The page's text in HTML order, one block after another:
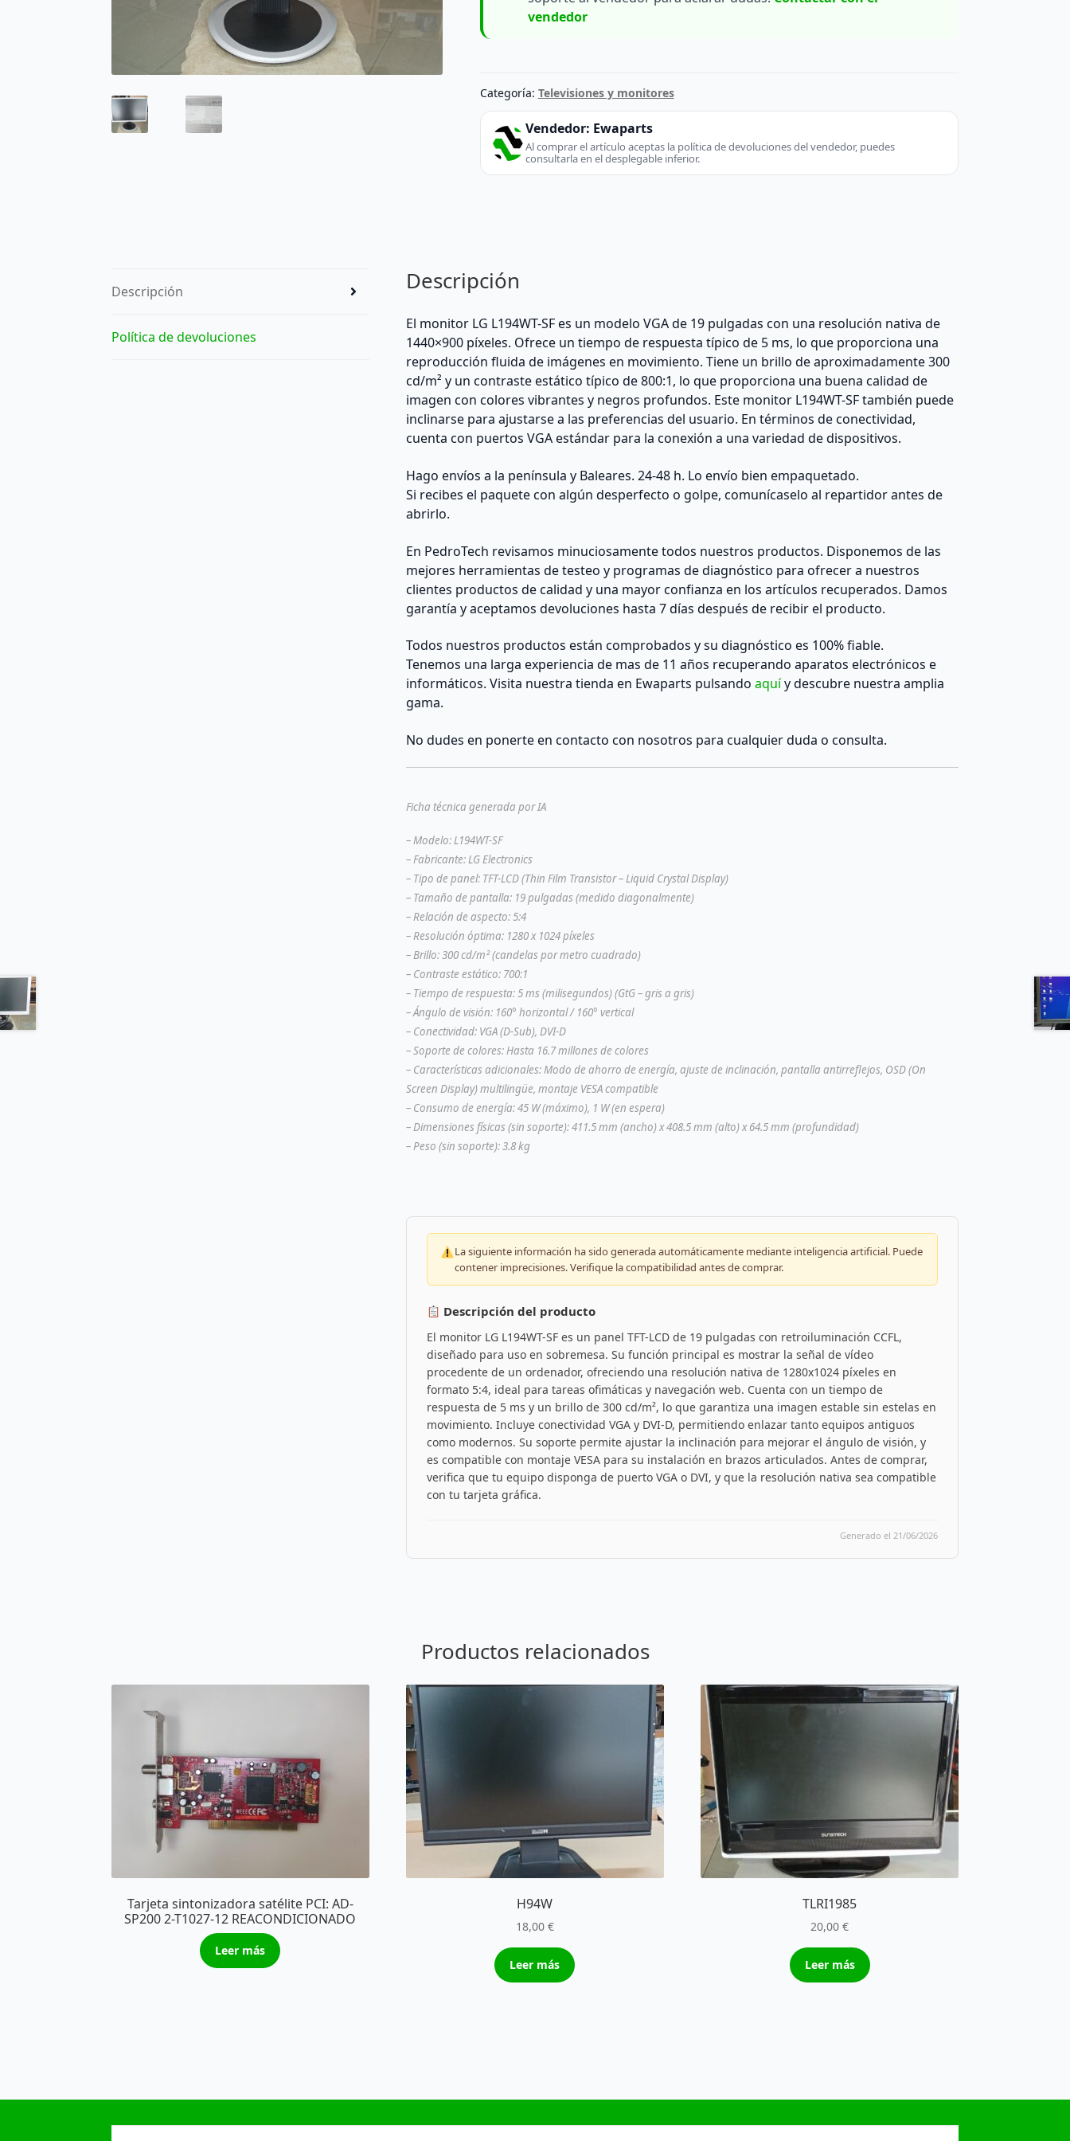
vendedor
Categoría: Televisiones y monitores
Vendedor: Ewaparts
Al comprar el artículo aceptas la política de devoluciones del vendedor, puedes
consultarla en el desplegable inferior.
Descripción
Política de devoluciones
Descripción
El monitor LG L194WT-SF es un modelo VGA de 19 pulgadas con una resolución nativa de
1440×900 píxeles. Ofrece un tiempo de respuesta típico de 5 ms, lo que proporciona una
reproducción fluida de imágenes en movimiento. Tiene un brillo de aproximadamente 300
cd/m² y un contraste estático típico de 800:1, lo que proporciona una buena calidad de
imagen con colores vibrantes y negros profundos. Este monitor L194WT-SF también puede
inclinarse para ajustarse a las preferencias del usuario. En términos de conectividad,
cuenta con puertos VGA estándar para la conexión a una variedad de dispositivos.
Hago envíos a la península y Baleares. 24-48 h. Lo envío bien empaquetado.
Si recibes el paquete con algún desperfecto o golpe, comunícaselo al repartidor antes de
abrirlo.
En PedroTech revisamos minuciosamente todos nuestros productos. Disponemos de las
mejores herramientas de testeo y programas de diagnóstico para ofrecer a nuestros
clientes productos de calidad y una mayor confianza en los artículos recuperados. Damos
garantía y aceptamos devoluciones hasta 7 días después de recibir el producto.
Todos nuestros productos están comprobados y su diagnóstico es 100% fiable.
Tenemos una larga experiencia de mas de 11 años recuperando aparatos electrónicos e
informáticos. Visita nuestra tienda en Ewaparts pulsandoaquíy descubre nuestra amplia
gama.
No dudes en ponerte en contacto con nosotros para cualquier duda o consulta.
Ficha técnica generada por IA
– Modelo: L194WT-SF
– Fabricante: LG Electronics
– Tipo de panel: TFT-LCD (Thin Film Transistor – Liquid Crystal Display)
– Tamaño de pantalla: 19 pulgadas (medido diagonalmente)
– Relación de aspecto: 5:4
– Resolución óptima: 1280 x 1024 píxeles
– Brillo: 300 cd/m² (candelas por metro cuadrado)
– Contraste estático: 700:1
– Tiempo de respuesta: 5 ms (milisegundos) (GtG – gris a gris)
– Ángulo de visión: 160° horizontal / 160° vertical
– Conectividad: VGA (D-Sub), DVI-D
– Soporte de colores: Hasta 16.7 millones de colores
– Características adicionales: Modo de ahorro de energía, ajuste de inclinación, pantalla antirreflejos, OSD (On
Screen Display) multilingüe, montaje VESA compatible
– Consumo de energía: 45 W (máximo), 1 W (en espera)
– Dimensiones físicas (sin soporte): 411.5 mm (ancho) x 408.5 mm (alto) x 64.5 mm (profundidad)
– Peso (sin soporte): 3.8 kg
La siguiente información ha sido generada automáticamente mediante inteligencia artificial. Puede
contener imprecisiones. Verifique la compatibilidad antes de comprar.
Descripción del producto
El monitor LG L194WT-SF es un panel TFT-LCD de 19 pulgadas con retroiluminación CCFL,
diseñado para uso en sobremesa. Su función principal es mostrar la señal de vídeo
procedente de un ordenador, ofreciendo una resolución nativa de 1280x1024 píxeles en
formato 5:4, ideal para tareas ofimáticas y navegación web. Cuenta con un tiempo de
respuesta de 5 ms y un brillo de 300 cd/m², lo que garantiza una imagen estable sin estelas en
movimiento. Incluye conectividad VGA y DVI-D, permitiendo enlazar tanto equipos antiguos
como modernos. Su soporte permite ajustar la inclinación para mejorar el ángulo de visión, y
es compatible con montaje VESA para su instalación en brazos articulados. Antes de comprar,
verifica que tu equipo disponga de puerto VGA o DVI, y que la resolución nativa sea compatible
con tu tarjeta gráfica.
Generado el 21/06/2026
Productos relacionados
Tarjeta sintonizadora satélite PCI: AD-
SP200 2-T1027-12 REACONDICIONADO
Leer más
H94W
18,00 €
Leer más
TLRI1985
20,00€
Leer más